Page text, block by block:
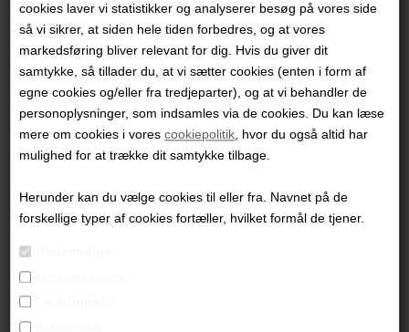
cookies laver vi statistikker og analyserer besøg på vores side
så vi sikrer, at siden hele tiden forbedres, og at vores
markedsføring bliver relevant for dig. Hvis du giver dit
samtykke, så tillader du, at vi sætter cookies (enten i form af
egne cookies og/eller fra tredjeparter), og at vi behandler de
personoplysninger, som indsamles via de cookies. Du kan læse
mere om cookies i vorescookiepolitik, hvor du også altid har
mulighed for at trække dit samtykke tilbage.
Herunder kan du vælge cookies til eller fra. Navnet på de
forskellige typer af cookies fortæller, hvilket formål de tjener.
Steen Kirkegaard Erichsen
7.500,00DKK
"Uden Titel"